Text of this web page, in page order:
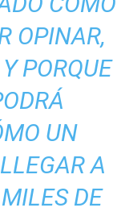
OPINAR,
PORQUE
UN
A
DE